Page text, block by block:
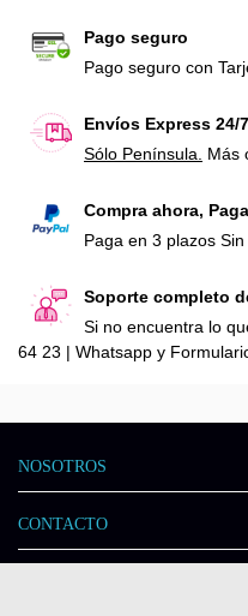
Pago seguro
Pago seguro con
Envíos Express 24/
Sólo Península.
Más
Compra ahora,
Paga en 3 plazos
Soporte completo
Si no encuentra lo
64 23 | Whatsapp y
NOSOTROS
CONTACTO